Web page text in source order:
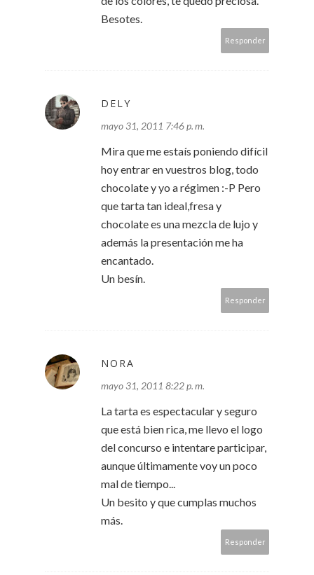
Besotes.
Responder
DELY
mayo 31, 2011 7:46 p. m.
Mira que me estaís poniendo difícil
hoy entrar en vuestros blog, todo
chocolate y yo a régimen :-P Pero
que tarta tan ideal,fresa y
chocolate es una mezcla de lujo y
además la presentación me ha
encantado.
Un besín.
Responder
NORA
mayo 31, 2011 8:22 p. m.
La tarta es espectacular y seguro
que está bien rica, me llevo el logo
del concurso e intentare participar,
aunque últimamente voy un poco
mal de tiempo...
Un besito y que cumplas muchos
más.
Responder